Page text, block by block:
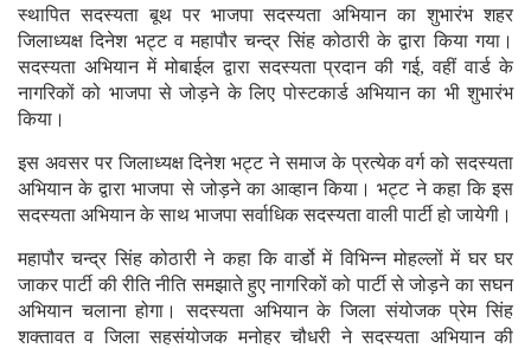
स्थापित सदस्यता बूथ पर भाजपा सदस्यता अभियान का शुभारंभ शहर
जिलाध्यक्ष दिनेश भट्ट व महापौर चन्द्र सिंह कोठारी के द्वारा किया गया।
सदस्यता अभियान में मोबाईल द्वारा सदस्यता प्रदान की गई, वहीं वार्ड के
नागरिकों को भाजपा से जोड़ने के लिए पोस्टकार्ड अभियान का भी शुभारंभ
किया।
इस अवसर पर जिलाध्यक्ष दिनेश भट्ट ने समाज के प्रत्येक वर्ग को सदस्यता
अभियान के द्वारा भाजपा से जोड़ने का आव्हान किया। भट्ट ने कहा कि इस
सदस्यता अभियान के साथ भाजपा सर्वाधिक सदस्यता वाली पार्टी हो जायेगी।
महापौर चन्द्र सिंह कोठारी ने कहा कि वार्डो में विभिन्न मोहल्लों में घर घर
जाकर पार्टी की रीति नीति समझाते हुए नागरिकों को पार्टी से जोड़ने का सघन
अभियान चलाना होगा। सदस्यता अभियान के जिला संयोजक प्रेम सिंह
शक्तावत व जिला सहसंयोजक मनोहर चौधरी ने सदस्यता अभियान की